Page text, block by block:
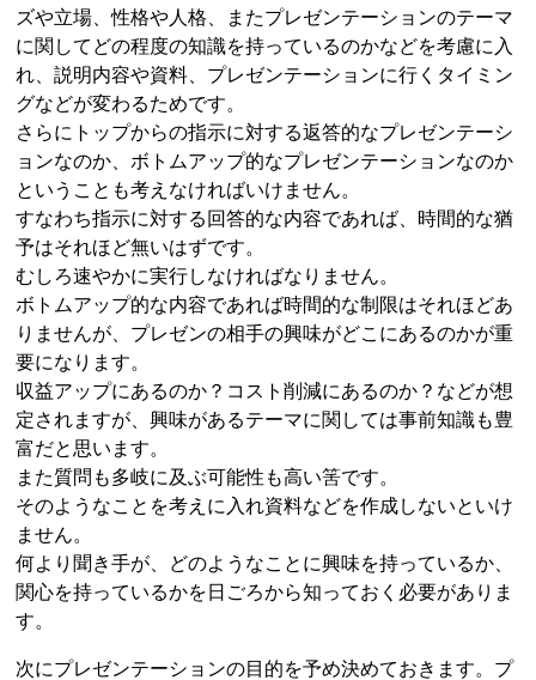
ズや立場、性格や人格、またプレゼンテーションのテーマ
に関してどの程度の知識を持っているのかなどを考慮に入
れ、説明内容や資料、プレゼンテーションに行くタイミン
グなどが変わるためです。
さらにトップからの指示に対する返答的なプレゼンテーシ
ョンなのか、ボトムアップ的なプレゼンテーションなのか
ということも考えなければいけません。
すなわち指示に対する回答的な内容であれば、時間的な猶
予はそれほど無いはずです。
むしろ速やかに実行しなければなりません。
ボトムアップ的な内容であれば時間的な制限はそれほどあ
りませんが、プレゼンの相手の興味がどこにあるのかが重
要になります。
収益アップにあるのか？コスト削減にあるのか？などが想
定されますが、興味があるテーマに関しては事前知識も豊
富だと思います。
また質問も多岐に及ぶ可能性も高い筈です。
そのようなことを考えに入れ資料などを作成しないといけ
ません。
何より聞き手が、どのようなことに興味を持っているか、
関心を持っているかを日ごろから知っておく必要がありま
す。
次にプレゼンテーションの目的を予め決めておきます。プ